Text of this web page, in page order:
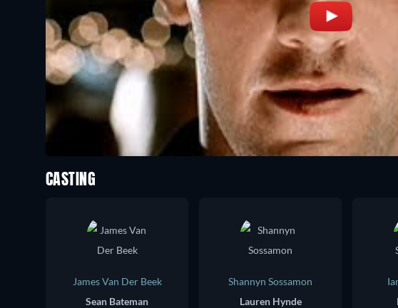
CASTING
James Van Der Beek
Sean Bateman
Shannyn Sossamon
Lauren Hynde